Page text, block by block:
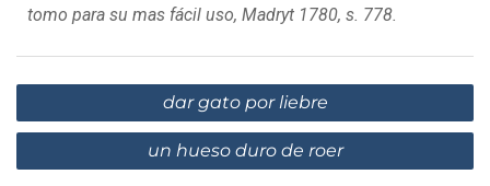
tomo para su mas fácil uso, Madryt 1780, s. 778.
dar gato por liebre
un hueso duro de roer